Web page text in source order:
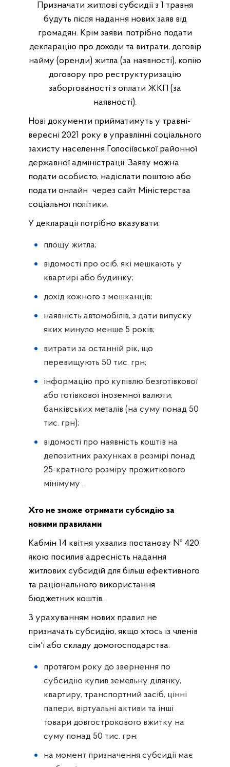
Призначати житлові субсидії з 1 травня
будуть після надання нових заяв від
громадян. Крім заяви, потрібно подати
декларацію про доходи та витрати, договір
найму (оренди) житла (за наявності), копію
договору про реструктуризацію
заборгованості з оплати ЖКП (за
наявності).
Нові документи прийматимуть у травні-
вересні 2021 року в управлінні соціального
захисту населення Голосіївської районної
державної адміністраціі. Заяву можна
подати особисто, надіслати поштою або
подати онлайн через сайт Міністерства
соціальної політики.
У декларації потрібно вказувати:
площу житла;
відомості про осіб, які мешкають у
квартирі або будинку;
дохід кожного з мешканців;
наявність автомобілів, з дати випуску
яких минуло менше 5 років;
витрати за останній рік, що
перевищують 50 тис. грн;
інформацію про купівлю безготівкової
або готівкової іноземної валюти,
банківських металів (на суму понад 50
тис. грн);
відомості про наявність коштів на
депозитних рахунках в розмірі понад
25-кратного розміру прожиткового
мінімуму .
Хто не зможе отримати субсидію за
новими правилами
Кабмін 14 квітня ухвалив постанову № 420,
якою посилив адресність надання
житлових субсидій для більш ефективного
та раціонального використання
бюджетних коштів.
З урахуванням нових правил не
призначать субсидію, якщо хтось із членів
сім'ї або складу домогосподарства:
протягом року до звернення по
субсидію купив земельну ділянку,
квартиру, транспортний засіб, цінні
папери, віртуальні активи та інші
товари довгострокового вжитку на
суму понад 50 тис. грн;
на момент призначення субсидії має